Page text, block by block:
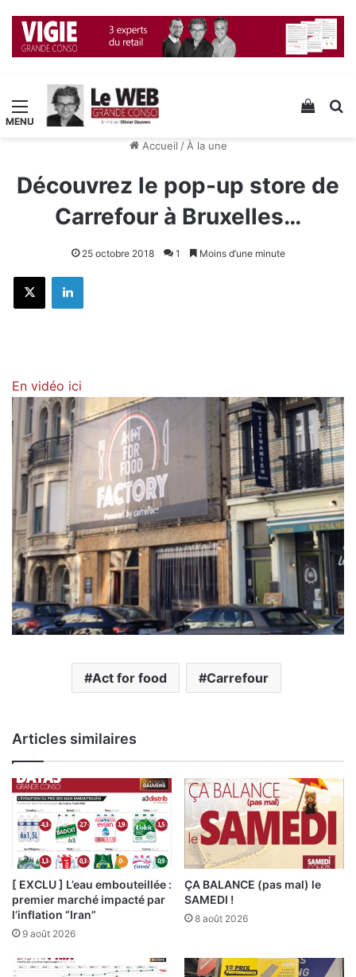
Menu Voir
Accueil / À la une
Découvrez le pop-up store de
Carrefour à Bruxelles…
25 octobre 2018 1 Moins d’une minute
X Linkedin
En vidéo ici
Act for food Carrefour
Articles similaires
[ EXCLU ] L’eau embouteillée :
premier marché impacté par
l’inflation “Iran”
9 août 2026
ÇA BALANCE (pas mal) le
SAMEDI !
8 août 2026